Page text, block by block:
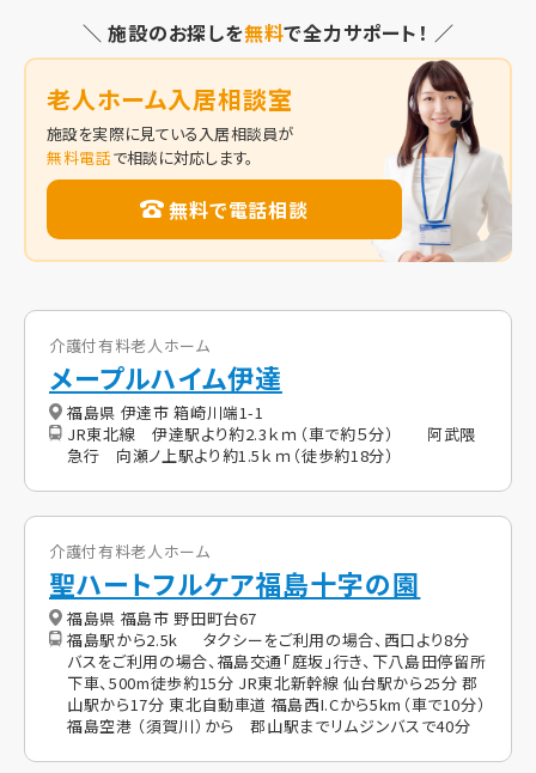
＼ 施設のお探しを無料で全力サポート！ ／
老人ホーム入居相談室
施設を実際に見ている入居相談員が
無料電話で相談に対応します。
無料で電話相談
介護付有料老人ホーム
メープルハイム伊達
福島県 伊達市 箱崎川端1-1
JR東北線 伊達駅より約2.3ｋｍ（車で約５分） 阿武隈
急行 向瀬ノ上駅より約1.5ｋｍ（徒歩約18分）
介護付有料老人ホーム
聖ハートフルケア福島十字の園
福島県 福島市 野田町台67
福島駅から2.5k タクシーをご利用の場合、西口より8分
バスをご利用の場合、福島交通「庭坂」行き、下八島田停留所
下車、500m徒歩約15分 JR東北新幹線 仙台駅から25分 郡
山駅から17分 東北自動車道 福島西I.Cから5km（車で10分）
福島空港 （須賀川）から 郡山駅までリムジンバスで40分